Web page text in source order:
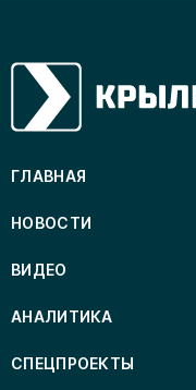
ГЛАВНАЯ
НОВОСТИ
ВИДЕО
АНАЛИТИКА
СПЕЦПРОЕКТЫ